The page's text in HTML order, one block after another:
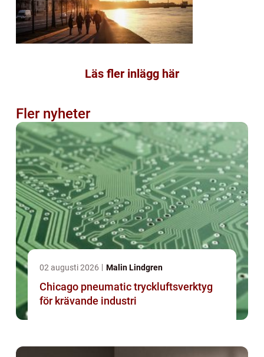
Läs fler inlägg här
Fler nyheter
02 augusti 2026 Malin Lindgren
Chicago pneumatic tryckluftsverktyg
för krävande industri